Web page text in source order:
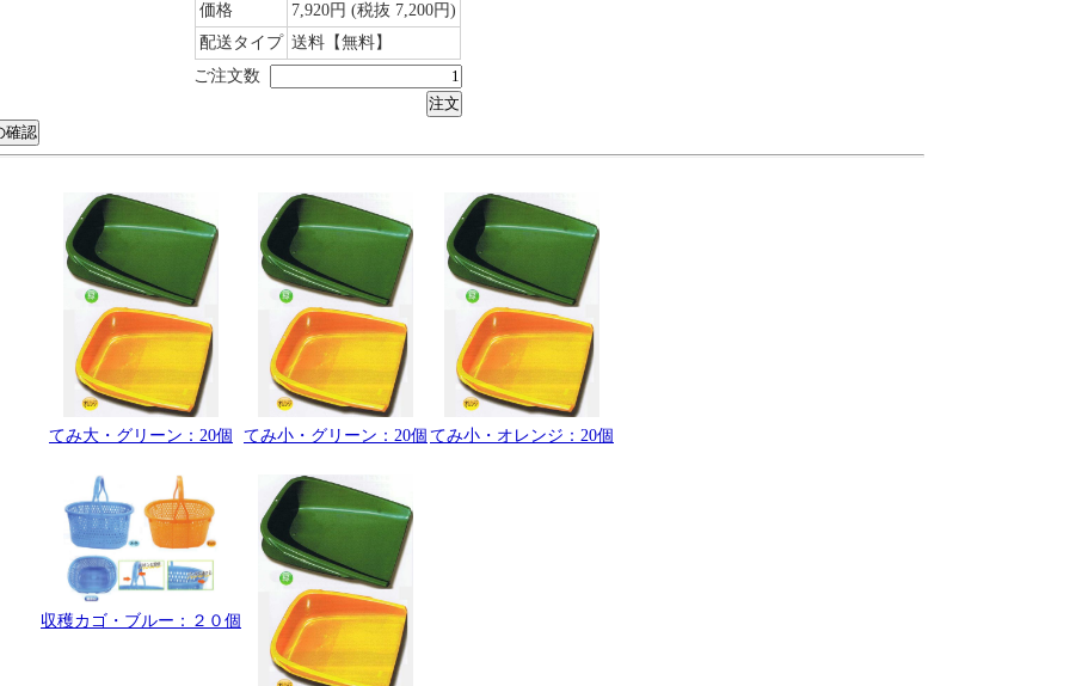
価格
7,920円 (税抜 7,200円)
配送タイプ 送料【無料】
ご注文数
てみ大・グリーン：20個 てみ小・グリーン：20個 てみ小・オレンジ：20個
収穫カゴ・ブルー：２０個